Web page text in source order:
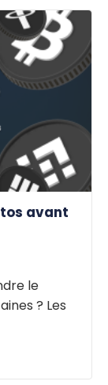
avant
le
? Les